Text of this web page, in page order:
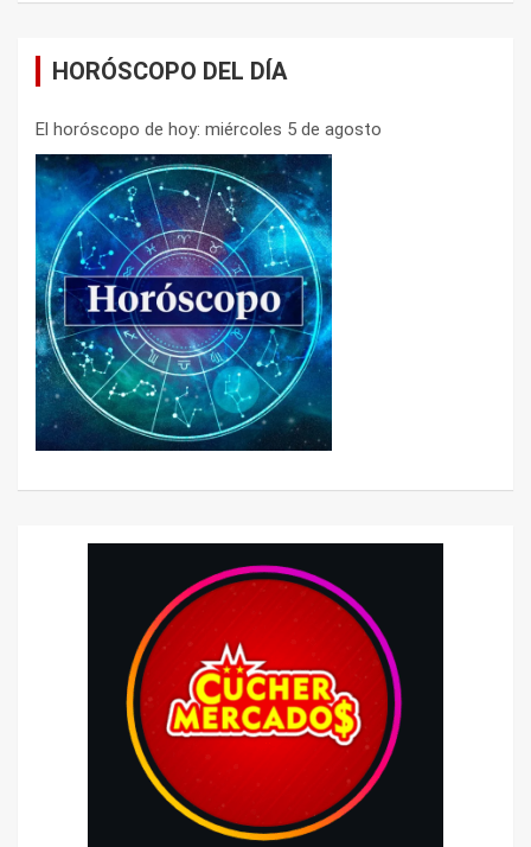
HORÓSCOPO DEL DÍA
El horóscopo de hoy: miércoles 5 de agosto